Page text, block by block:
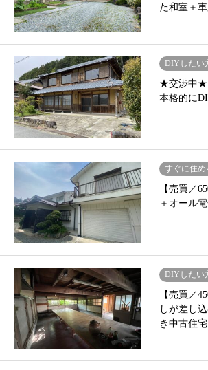
た和室＋
DIYしたい
★交渉中★
本格的に
すぐに住め
【売買／
＋オール
DIYしたい
【売買／
しが差し
き中古住宅